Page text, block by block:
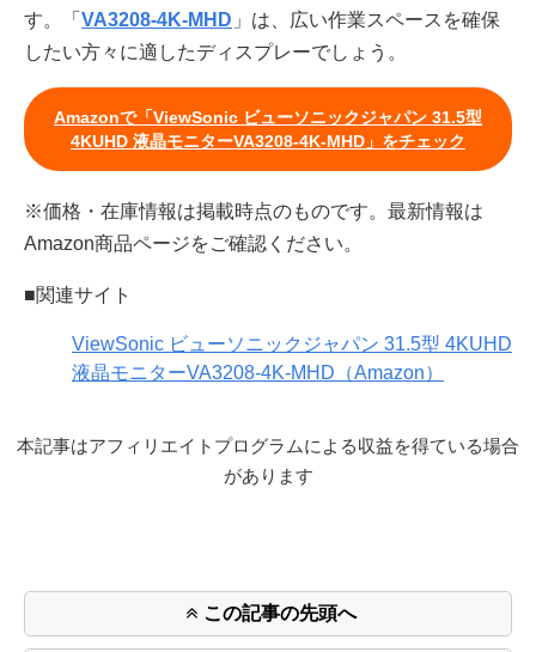
す。「 VA3208-4K-MHD 」は、広い作業スペースを確保
したい方々に適したディスプレーでしょう。
Amazonで「ViewSonic ビューソニックジャパン 31.5型
4KUHD 液晶モニターVA3208-4K-MHD」をチェック
※価格・在庫情報は掲載時点のものです。最新情報は
Amazon商品ページをご確認ください。
■関連サイト
ViewSonic ビューソニックジャパン 31.5型 4KUHD
液晶モニターVA3208-4K-MHD（Amazon）
本記事はアフィリエイトプログラムによる収益を得ている場合
があります
この記事の先頭へ